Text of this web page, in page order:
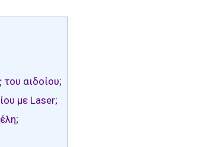
αιδοίου;
με Laser;